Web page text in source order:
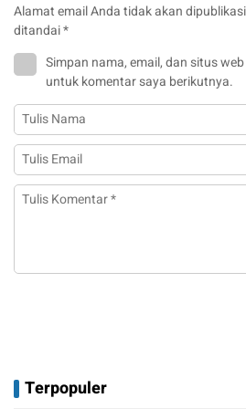
Alamat email Anda tidak akan
ditandai*
Simpan nama, email, dan situs
untuk komentar saya berikutnya.
Terpopuler